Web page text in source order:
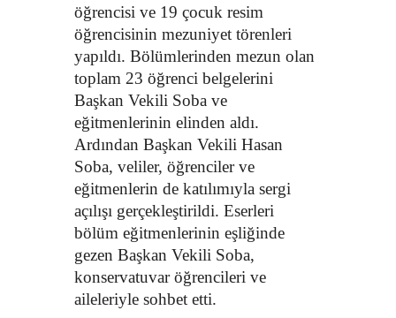
öğrencisi ve 19 çocuk resim
öğrencisinin mezuniyet törenleri
yapıldı. Bölümlerinden mezun olan
toplam 23 öğrenci belgelerini
Başkan Vekili Soba ve
eğitmenlerinin elinden aldı.
Ardından Başkan Vekili Hasan
Soba, veliler, öğrenciler ve
eğitmenlerin de katılımıyla sergi
açılışı gerçekleştirildi. Eserleri
bölüm eğitmenlerinin eşliğinde
gezen Başkan Vekili Soba,
konservatuvar öğrencileri ve
aileleriyle sohbet etti.